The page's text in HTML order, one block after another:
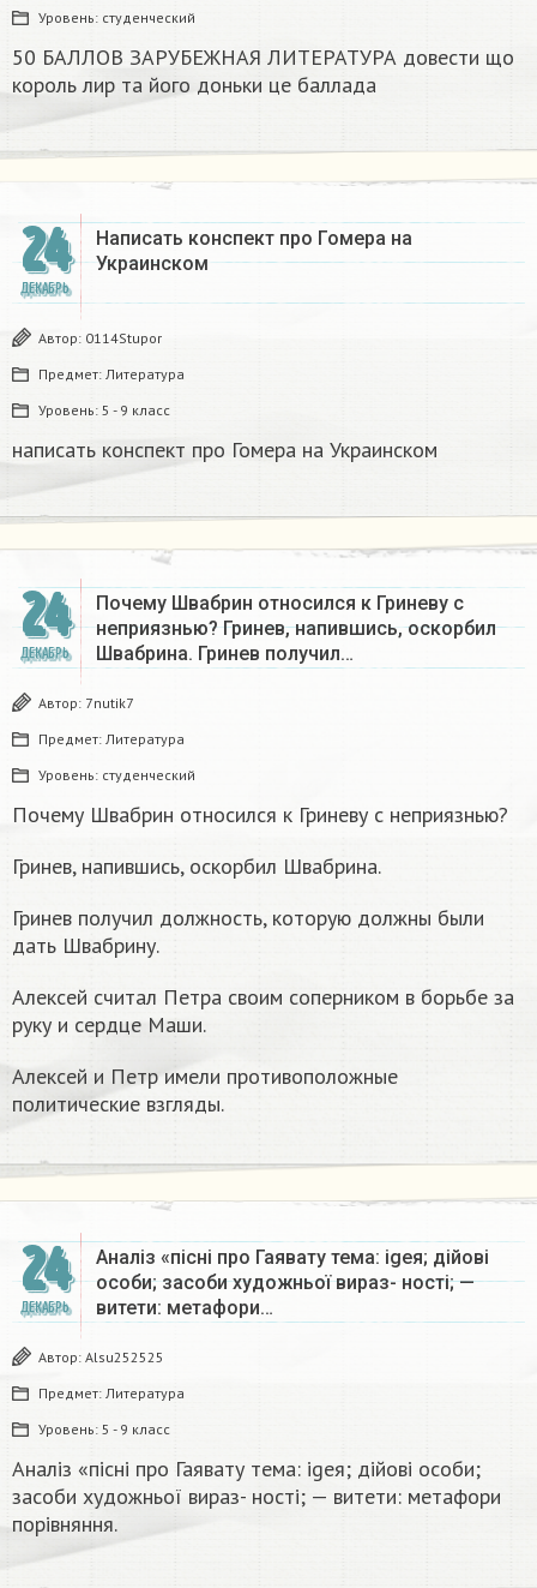
Уровень: студенческий
50 БАЛЛОВ ЗАРУБЕЖНАЯ ЛИТЕРАТУРА довести що
король лир та його доньки це баллада
24
ДЕКАБРЬ
Написать конспект про Гомера на
Украинском​
Автор: 0114Stupor
Предмет: Литература
Уровень: 5 - 9 класс
написать конспект про Гомера на Украинском​
24
ДЕКАБРЬ
Почему Швабрин относился к Гриневу с
неприязнью? Гринев, напившись, оскорбил
Швабрина. Гринев получил…
Автор: 7nutik7
Предмет: Литература
Уровень: студенческий
Почему Швабрин относился к Гриневу с неприязнью?
Гринев, напившись, оскорбил Швабрина.
Гринев получил должность, которую должны были
дать Швабрину.
Алексей считал Петра своим соперником в борьбе за
руку и сердце Маши.
Алексей и Петр имели противоположные
политические взгляды.
24
ДЕКАБРЬ
Аналіз «пісні про Гаявату тема: igeя; дійові
особи; засоби художньої вираз- ності; —
витети: метафори…
Автор: Alsu252525
Предмет: Литература
Уровень: 5 - 9 класс
Аналіз «пісні про Гаявату тема: igeя; дійові особи;
засоби художньої вираз- ності; — витети: метафори
порівняння.​